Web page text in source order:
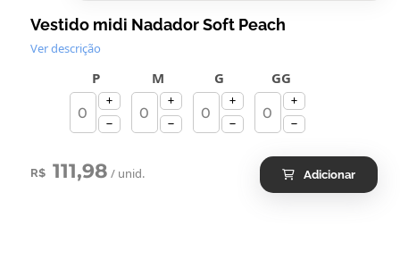
Vestido midi Nadador Soft Peach
Ver descrição
P M G GG
R$ 111,98 / unid. Adicionar